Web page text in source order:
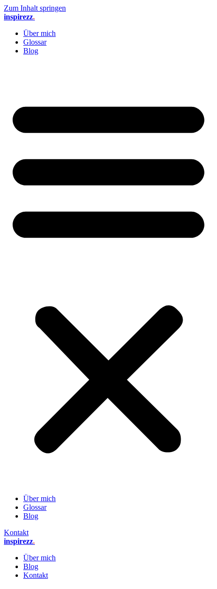
Zum Inhalt springen
inspirezz.
Über mich
Glossar
Blog
Über mich
Glossar
Blog
Kontakt
inspirezz.
Über mich
Blog
Kontakt